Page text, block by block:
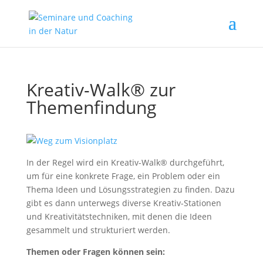
Kreativ-Walk® zur
Themenfindung
In der Regel wird ein Kreativ-Walk® durchgeführt,
um für eine konkrete Frage, ein Problem oder ein
Thema Ideen und Lösungsstrategien zu finden. Dazu
gibt es dann unterwegs diverse Kreativ-Stationen
und Kreativitätstechniken, mit denen die Ideen
gesammelt und strukturiert werden.
Themen oder Fragen können sein: